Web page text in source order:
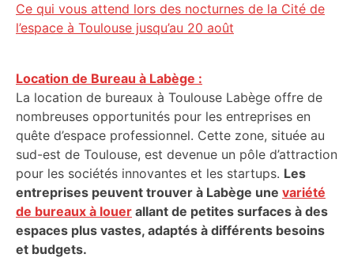
Ce qui vous attend lors des nocturnes de la Cité de
l’espace à Toulouse jusqu’au 20 août
Location de Bureau à Labège :
La location de bureaux à Toulouse Labège offre de
nombreuses opportunités pour les entreprises en
quête d’espace professionnel. Cette zone, située au
sud-est de Toulouse, est devenue un pôle d’attraction
pour les sociétés innovantes et les startups. Les
entreprises peuvent trouver à Labège une variété
de bureaux à louer allant de petites surfaces à des
espaces plus vastes, adaptés à différents besoins
et budgets.